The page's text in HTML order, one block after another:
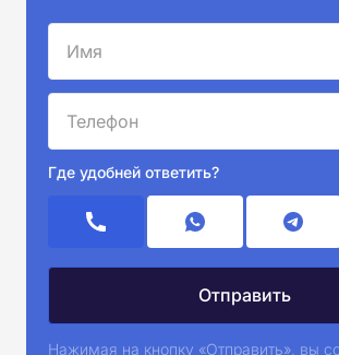
Где удобней ответить?
Нажимая на кнопку «Отправить», вы